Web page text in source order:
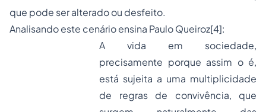
que pode ser alterado ou desfeito.
Analisando este cenário ensina Paulo Queiroz[4]:
A vida em sociedade,
precisamente porque assim o é,
está sujeita a uma multiplicidade
de regras de convivência, que